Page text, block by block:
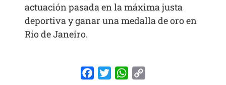
actuación pasada en la máxima justa
deportiva y ganar una medalla de oro en
Rio de Janeiro.
FacebookTwitterWhatsApp